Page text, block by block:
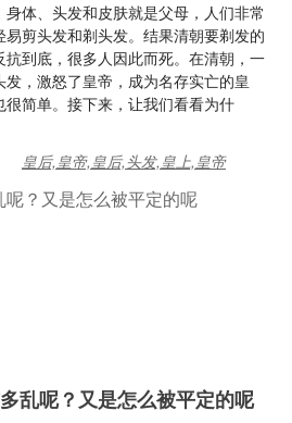
体、头发和皮肤就是父母，人们非常
剪头发和剃头发。结果清朝要剃发的
抗到底，很多人因此而死。在清朝，一
，激怒了皇帝，成为名存实亡的皇
很简单。接下来，让我们看看为什
皇后,皇帝,皇后,头发,皇上,皇帝
乱呢？又是怎么被平定的呢